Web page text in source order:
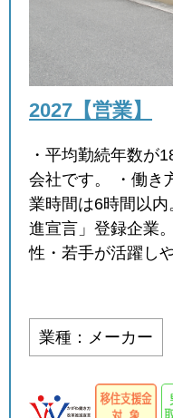
2027【営業】
・平均勤続年数が
会社です。 ・働き
業時間は6時間以
進宣言」登録企業
性・若手が活躍し
業種：メーカー